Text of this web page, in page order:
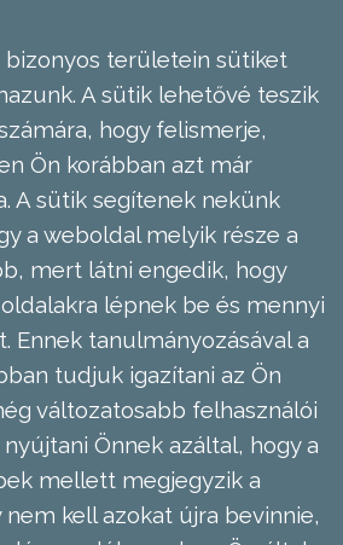
területein sütiket
A sütik lehetővé teszik
hogy felismerje,
Ön korábban azt már
A sütik segítenek nekünk
a weboldal melyik része a
mert látni engedik, hogy
lépnek be és mennyi
Ennek tanulmányozásával a
tudjuk igazítani az Ön
változatosabb felhasználói
Önnek azáltal, hogy a
mellett megjegyzik a
kell azokat újra bevinnie,